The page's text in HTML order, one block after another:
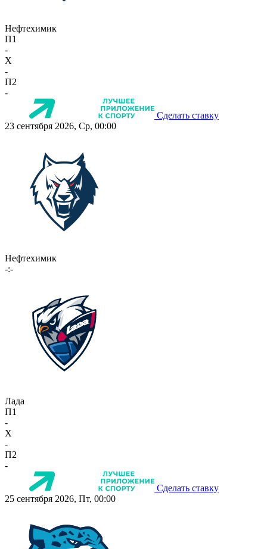
Нефтехимик
П1
-
X
-
П2
-
Сделать ставку
23 сентября 2026, Ср, 00:00
Нефтехимик
-:-
Лада
П1
-
X
-
П2
-
Сделать ставку
25 сентября 2026, Пт, 00:00